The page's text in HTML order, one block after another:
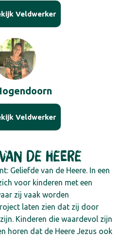
Veldwerker
Veldwerker
de Heere
Geliefde van de Heere. In een
voor kinderen met een
zij vaak worden
laten zien dat zij door
Kinderen die waardevol zijn
horen dat de Heere Jezus ook